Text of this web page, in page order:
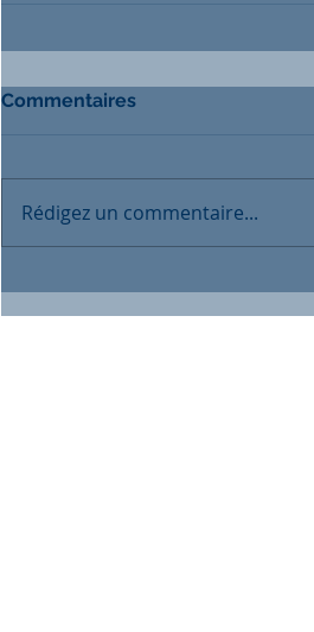
Commentaires
Rédigez un commentaire...